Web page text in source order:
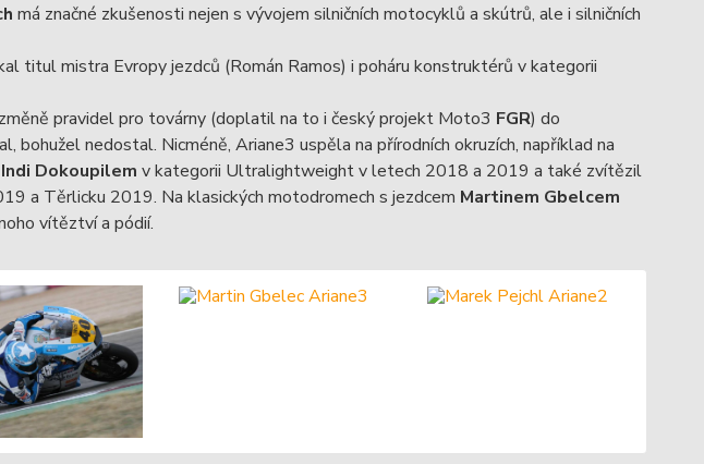
má značné zkušenosti nejen s vývojem silničních motocyklů a skútrů, ale i silničních
titul mistra Evropy jezdců (Román Ramos) i poháru konstruktérů v kategorii
pravidel pro továrny (doplatil na to i český projekt Moto3 FGR) do
bohužel nedostal. Nicméně, Ariane3 uspěla na přírodních okruzích, například na
Dokoupilem v kategorii Ultralightweight v letech 2018 a 2019 a také zvítězil
a Těrlicku 2019. Na klasických motodromech s jezdcem Martinem Gbelcem
vítěztví a pódií.